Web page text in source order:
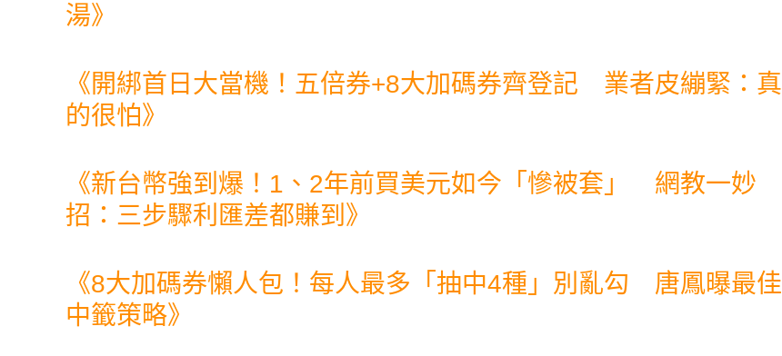
湯》
《開綁首日大當機！五倍券+8大加碼券齊登記 業者皮繃緊：真
的很怕》
《新台幣強到爆！1、2年前買美元如今「慘被套」 網教一妙
招：三步驟利匯差都賺到 》
《8大加碼券懶人包！每人最多「抽中4種」別亂勾 唐鳳曝最佳
中籤策略》